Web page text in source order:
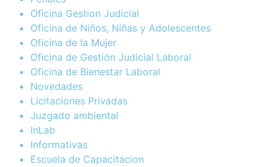
Oficina Gestion Judicial
Oficina de Niños, Niñas y Adolescentes
Oficina de la Mujer
Oficina de Gestión Judicial Laboral
Oficina de Bienestar Laboral
Novedades
Licitaciones Privadas
Juzgado ambiental
InLab
Informativas
Escuela de Capacitacion